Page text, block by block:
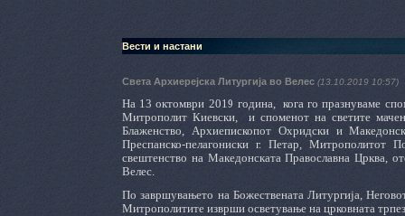
Вести и настани
Света Архиерејска Литургија во Велес (13.10.2019 10:57)
На 13 октомври 2019 година, кога го празнуваме
Митрополит Киевски,
и споменот на светите
Блаженство, Архиепископот Охридски и
Преспанско-пелагониски г. Петар, Митрополитот
свештенство на Македонската Православна Црква,
Велес.
По завршувањето на Божествената Литургија,
Митрополитите изврши осветување на црковната